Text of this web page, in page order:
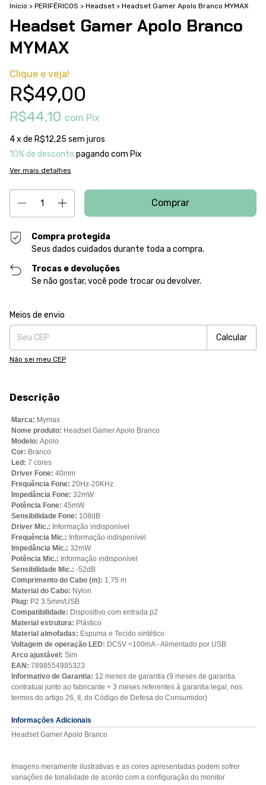
Início > PERIFÉRICOS > Headset > Headset Gamer Apolo Branco MYMAX
Headset Gamer Apolo Branco
MYMAX
Clique e veja!
R$49,00
R$44,10 com Pix
4x de R$12,25 sem juros
10% de desconto pagando com Pix
Ver mais detalhes
Compra protegida
Seus dados cuidados durante toda a compra.
Trocas e devoluções
Se não gostar, você pode trocar ou devolver.
Entregas para o CEP:
Meios de envio
Calcular
Não sei meu CEP
Descrição
Marca: Mymax
Nome produto: Headset Gamer Apolo Branco
Modelo: Apolo
Cor: Branco
Led: 7 cores
Driver Fone: 40mm
Frequência Fone: 20Hz-20KHz
Impedância Fone: 32mW
Potência Fone: 45mW
Sensibilidade Fone: 108dB
Driver Mic.: Informação indisponível
Frequência Mic.: Informação indisponível
Impedância Mic.: 32mW
Potência Mic.: Informação indisponível
Sensibilidade Mic.: -52dB
Comprimento do Cabo (m): 1,75 m
Material do Cabo: Nylon
Plug: P2 3.5mm/USB
Compatibilidade: Dispositivo com entrada p2
Material estrutura: Plástico
Material almofadas: Espuma e Tecido sintético
Voltagem de operação LED: DC5V <100mA - Alimentado por USB
Arco ajustável: Sim
EAN: 7898554985323
Informativo de Garantia: 12 meses de garantia (9 meses de garantia
contratual junto ao fabricante + 3 meses referentes à garantia legal, nos
termos do artigo 26, II, do Código de Defesa do Consumidor)
Informações Adicionais
Headset Gamer Apolo Branco
Imagens meramente ilustrativas e as cores apresentadas podem sofrer
variações de tonalidade de acordo com a configuração do monitor